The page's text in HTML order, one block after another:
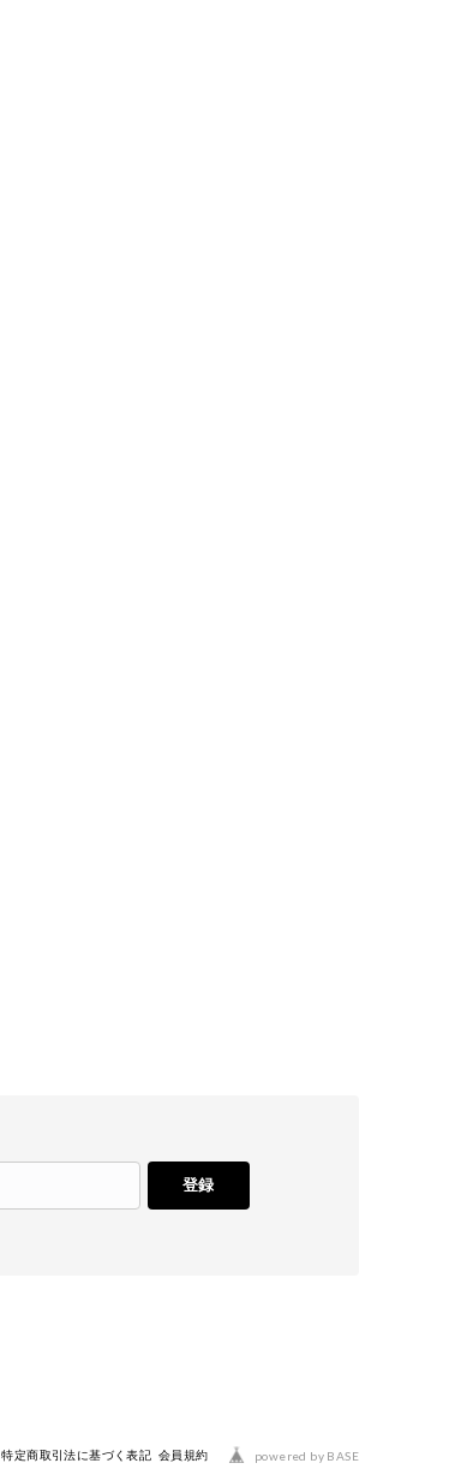
登録
特定商取引法に基づく表記 会員規約 powered by BASE